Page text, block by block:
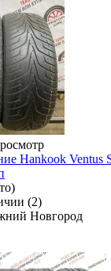
Hankook Ventus
(2)
Новгород